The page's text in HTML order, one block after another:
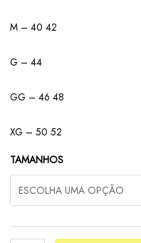
M – 40 42
G – 44
GG – 46 48
XG – 50 52
TAMANHOS